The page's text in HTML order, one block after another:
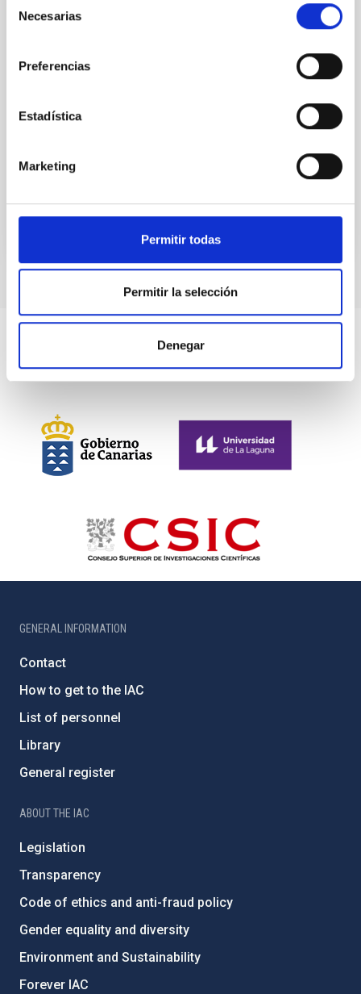
Necesarias
Preferencias
Estadística
Marketing
Permitir todas
Permitir la selección
Denegar
parte del territorio español, el Instituto de
Astrofísica de Canarias (IAC), referente mundial
científicos de primer orden. Vinculados en su
20:00
GENERAL INFORMATION
Contact
How to get to the IAC
List of personnel
Library
General register
ABOUT THE IAC
Legislation
Transparency
Code of ethics and anti-fraud policy
Gender equality and diversity
Environment and Sustainability
Forever IAC